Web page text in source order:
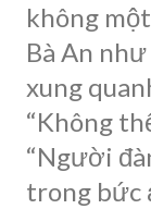
không
Bà An
xung
“Không
“Người
trong bức